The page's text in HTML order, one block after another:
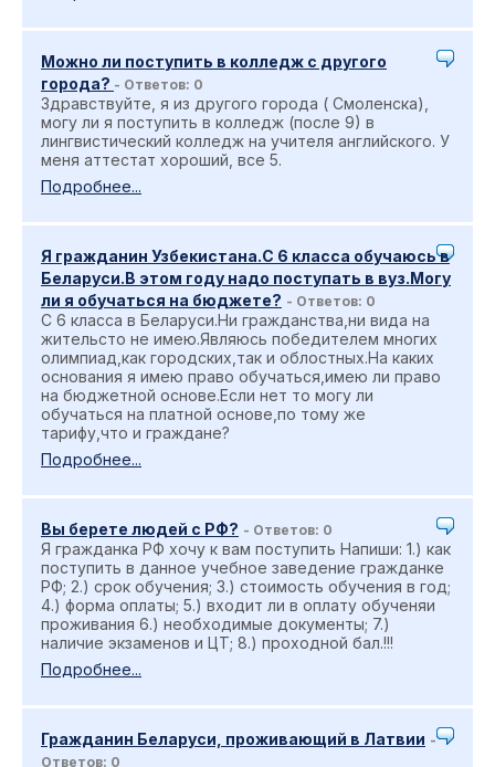
Можно ли поступить в колледж с другого
города? - Ответов: 0
Здравствуйте, я из другого города ( Смоленска),
могу ли я поступить в колледж (после 9) в
лингвистический колледж на учителя английского. У
меня аттестат хороший, все 5.
Подробнее...
Я гражданин Узбекистана.С 6 класса обучаюсь в
Беларуси.В этом году надо поступать в вуз.Могу
ли я обучаться на бюджете? - Ответов: 0
С 6 класса в Беларуси.Ни гражданства,ни вида на
жительсто не имею.Являюсь победителем многих
олимпиад,как городских,так и облостных.На каких
основания я имею право обучаться,имею ли право
на бюджетной основе.Если нет то могу ли
обучаться на платной основе,по тому же
тарифу,что и граждане?
Подробнее...
Вы берете людей с РФ? - Ответов: 0
Я гражданка РФ хочу к вам поступить Напиши: 1.) как
поступить в данное учебное заведение гражданке
РФ; 2.) срок обучения; 3.) стоимость обучения в год;
4.) форма оплаты; 5.) входит ли в оплату обученяи
проживания 6.) необходимые документы; 7.)
наличие экзаменов и ЦТ; 8.) проходной бал.!!!
Подробнее...
Гражданин Беларуси, проживающий в Латвии -
Ответов: 0